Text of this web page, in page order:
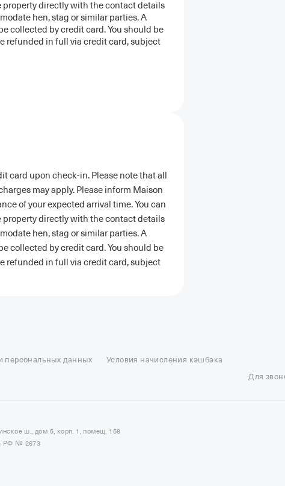
property directly with the contact details
hen, stag or similar parties. A
collected by credit card. You should be
refunded in full via credit card, subject
card upon check-in. Please note that all
may apply. Please inform Maison
of your expected arrival time. You can
property directly with the contact details
hen, stag or similar parties. A
collected by credit card. You should be
refunded in full via credit card, subject
Отель Гринвуд Отель Soluxe в Москве
Еще
персональных данных Условия начисления кэшбэка
Для
ш., дом 5, корп. 1, помещ. 158
РФ № 2673